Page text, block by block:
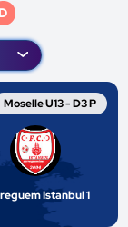
D
Moselle U13 - D3 P
Istanbul 1